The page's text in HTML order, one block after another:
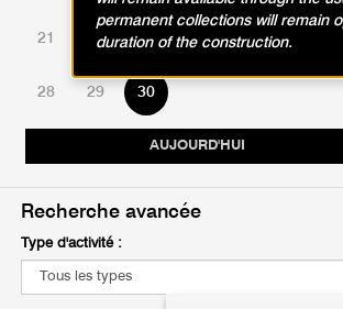
AUJOURD'HUI
21 22 23 24 25 26
28 29 30
Recherche avancée
Type d'activité :
permanent collections will remain
duration of the construction.